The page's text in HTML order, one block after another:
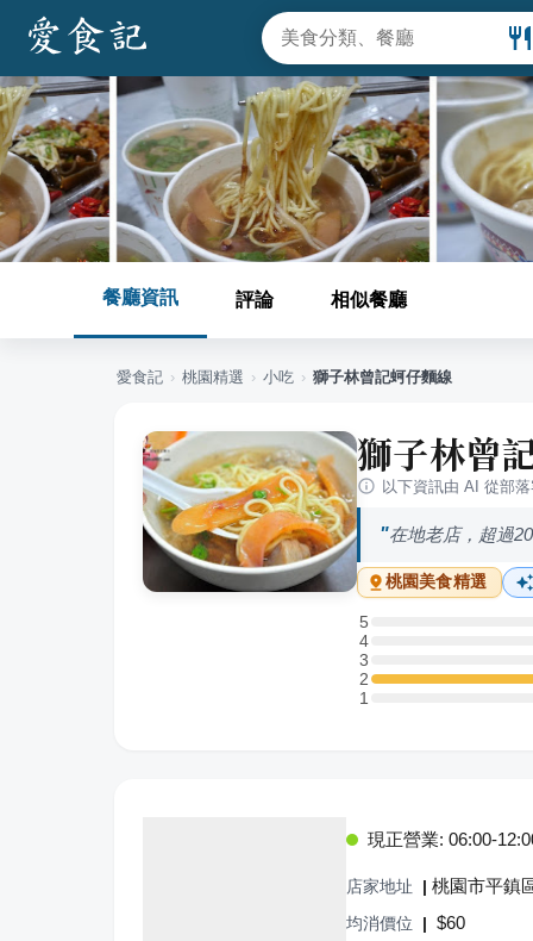
餐廳資訊 評論 相似餐廳
愛食記 › 桃園精選 › 小吃 › 獅子林曾記蚵仔麵線
獅子林曾
以下資訊由 AI 從部
在地老店，超過
桃園美食精選
5
5 星：0 則評論
4
4 星：0 則評論
3
3 星：0 則評論
2
2 星：1 則評論
11 星：0 則評論
現正營業: 06:00-
店家地址 | 桃園市平鎮
均消價位 | $60